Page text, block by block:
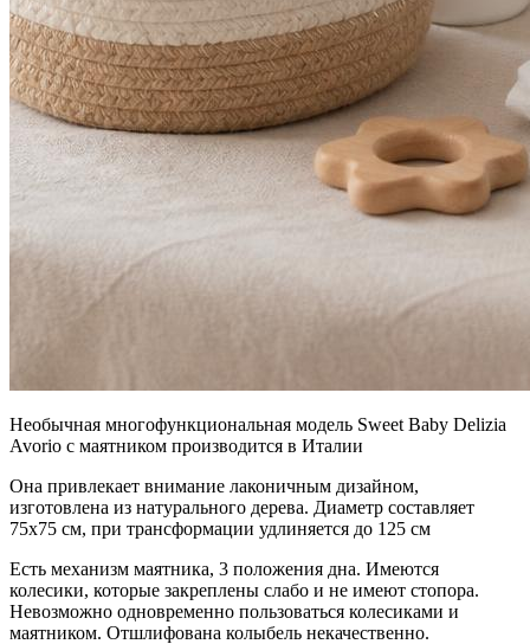
Необычная многофункциональная модель Sweet Baby Delizia
Avorio с маятником производится в Италии
Она привлекает внимание лаконичным дизайном,
изготовлена из натурального дерева. Диаметр составляет
75х75 см, при трансформации удлиняется до 125 см
Есть механизм маятника, 3 положения дна. Имеются
колесики, которые закреплены слабо и не имеют стопора.
Невозможно одновременно пользоваться колесиками и
маятником. Отшлифована колыбель некачественно.